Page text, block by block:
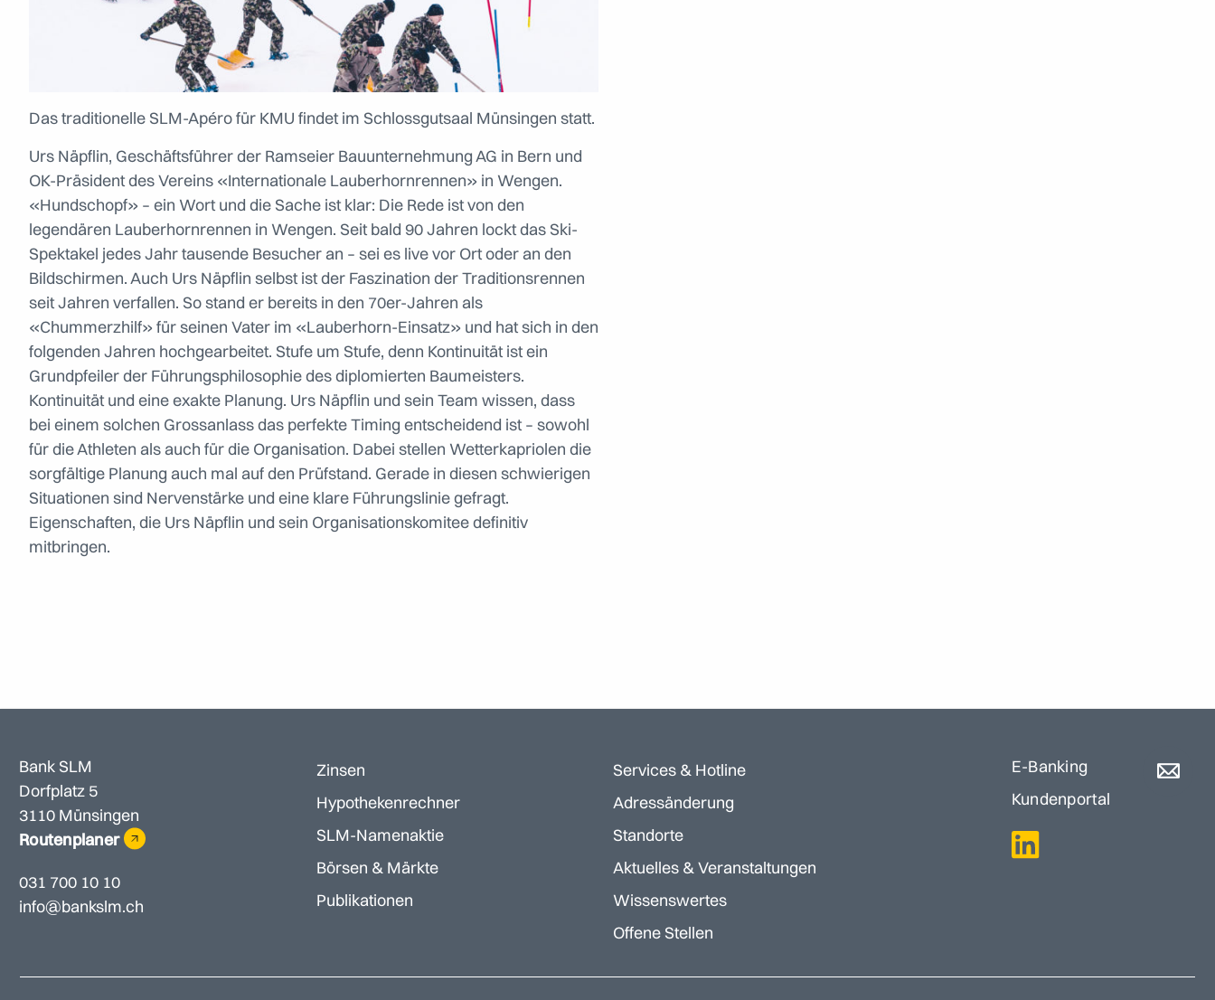
Das traditionelle SLM-Apéro für KMU findet im Schlossgutsaal Münsingen statt.
Urs Näpflin, Geschäftsführer der Ramseier Bauunternehmung AG in Bern und
OK-Präsident des Vereins «Internationale Lauberhornrennen» in Wengen.
«Hundschopf» – ein Wort und die Sache ist klar: Die Rede ist von den
legendären Lauberhornrennen in Wengen. Seit bald 90 Jahren lockt das Ski-
Spektakel jedes Jahr tausende Besucher an – sei es live vor Ort oder an den
Bildschirmen. Auch Urs Näpflin selbst ist der Faszination der Traditionsrennen
seit Jahren verfallen. So stand er bereits in den 70er-Jahren als
«Chummerzhilf» für seinen Vater im «Lauberhorn-Einsatz» und hat sich in den
folgenden Jahren hochgearbeitet. Stufe um Stufe, denn Kontinuität ist ein
Grundpfeiler der Führungsphilosophie des diplomierten Baumeisters.
Kontinuität und eine exakte Planung. Urs Näpflin und sein Team wissen, dass
bei einem solchen Grossanlass das perfekte Timing entscheidend ist – sowohl
für die Athleten als auch für die Organisation. Dabei stellen Wetterkapriolen die
sorgfältige Planung auch mal auf den Prüfstand. Gerade in diesen schwierigen
Situationen sind Nervenstärke und eine klare Führungslinie gefragt.
Eigenschaften, die Urs Näpflin und sein Organisationskomitee definitiv
mitbringen.
Bank SLM
Dorfplatz 5
3110 Münsingen
Routenplaner
031 700 10 10
info@bankslm.ch
Zinsen
Hypothekenrechner
SLM-Namenaktie
Börsen & Märkte
Publikationen
Services & Hotline
Adressänderung
Standorte
Aktuelles & Veranstaltungen
Wissenswertes
Offene Stellen
E-Banking
Kundenportal